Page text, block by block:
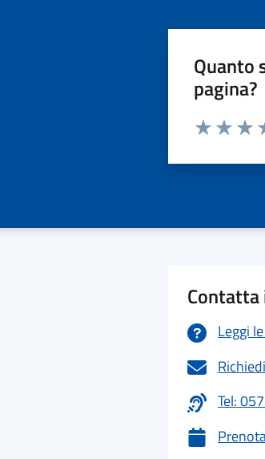
Quanto
pagina?
Valuta da 1 a 5
Contatta
Leggi
Tel: